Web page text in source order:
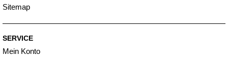
Sitemap
SERVICE
Mein Konto